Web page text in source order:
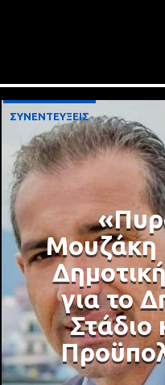
ΣΥΝΕΝΤΕΥΞΕΙΣ
Μουζάκη
για το
Στάδιο